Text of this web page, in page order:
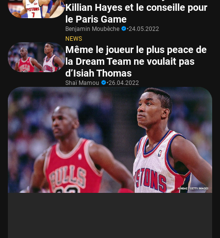
Killian Hayes et le conseille pour
le Paris Game
Benjamin Moubèche •24.05.2022
NEWS
Même le joueur le plus peace de
la Dream Team ne voulait pas
d’Isiah Thomas
Shaï Mamou •26.04.2022